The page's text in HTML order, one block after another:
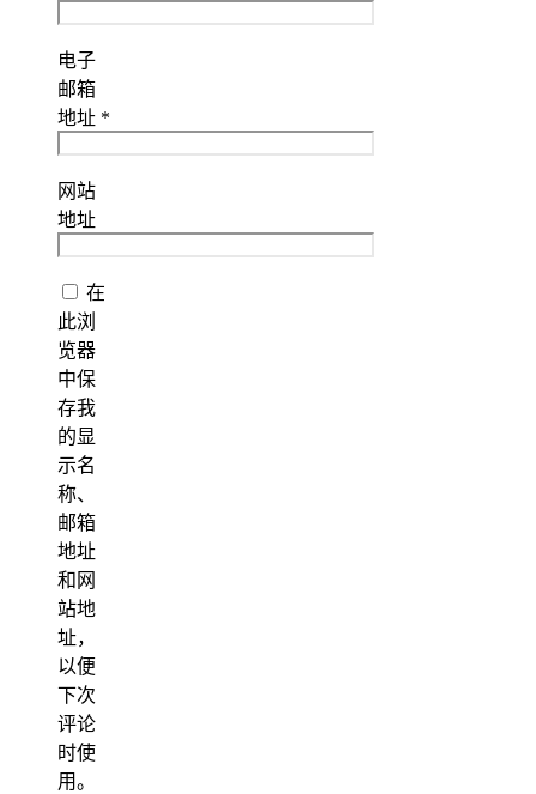
电子
邮箱
地址 *
网站
地址
在
此浏
览器
中保
存我
的显
示名
称、
邮箱
地址
和网
站地
址，
以便
下次
评论
时使
用。